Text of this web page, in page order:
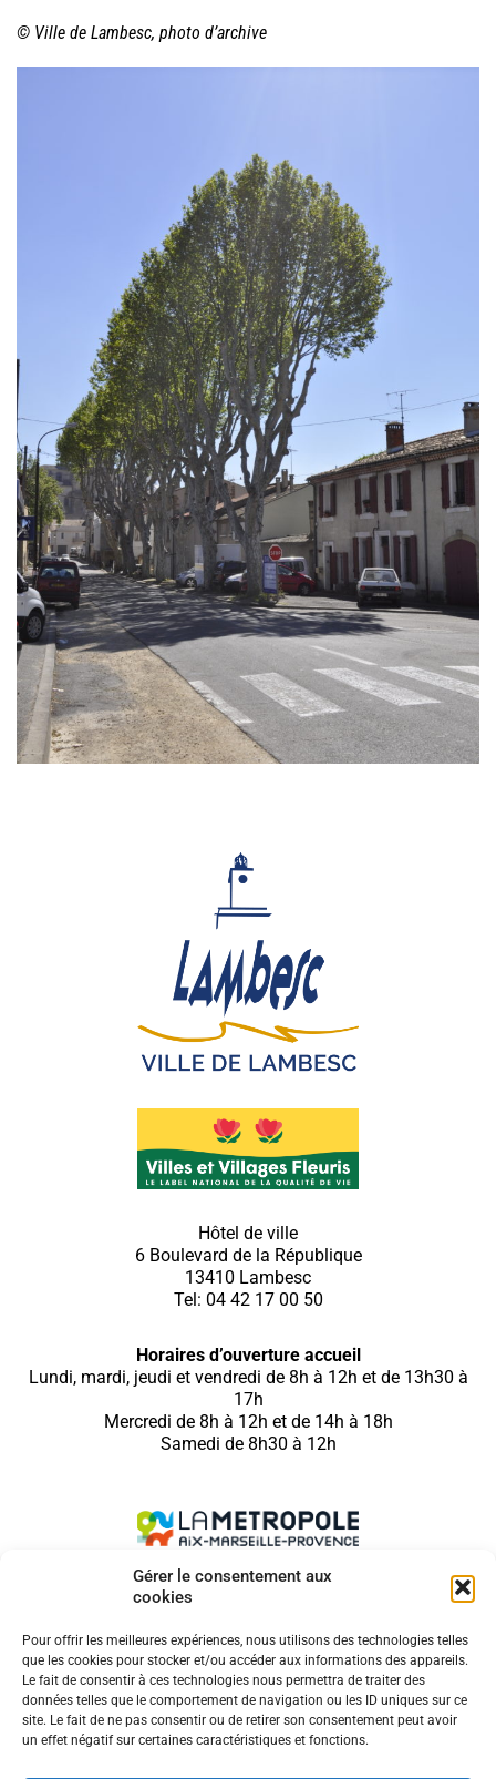
Gérer le consentement aux
cookies
Pour offrir les meilleures expériences, nous utilisons des technologies telles
que les cookies pour stocker et/ou accéder aux informations des appareils.
Le fait de consentir à ces technologies nous permettra de traiter des
données telles que le comportement de navigation ou les ID uniques sur ce
site. Le fait de ne pas consentir ou de retirer son consentement peut avoir
un effet négatif sur certaines caractéristiques et fonctions.
© Ville de Lambesc, photo d’archive
Hôtel de ville
6 Boulevard de la République
13410 Lambesc
Tel: 04 42 17 00 50
Horaires d’ouverture accueil
Lundi, mardi, jeudi et vendredi de 8h à 12h et de 13h30 à
17h
Mercredi de 8h à 12h et de 14h à 18h
Samedi de 8h30 à 12h
MENTIONS LÉGALES